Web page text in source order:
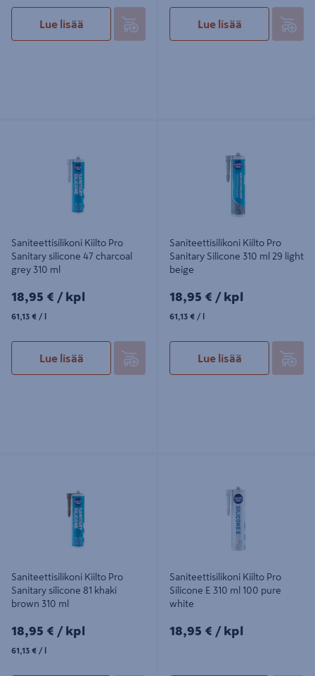
Lue lisää Lue lisää
Saniteettisilikoni Kiilto Pro
Sanitary silicone 47 charcoal
grey 310 ml
18,95€/kpl
18,95 € / kpl
61,13 € / l
Lue lisää
Saniteettisilikoni Kiilto Pro
Sanitary Silicone 310 ml 29 light
beige
18,95€/kpl
18,95 € / kpl
61,13 € / l
Lue lisää
Saniteettisilikoni Kiilto Pro
Sanitary silicone 81 khaki
brown 310 ml
18,95€/kpl
18,95 € / kpl
61,13 € / l
Saniteettisilikoni Kiilto Pro
Silicone E 310 ml 100 pure
white
18,95€/kpl
18,95 € / kpl